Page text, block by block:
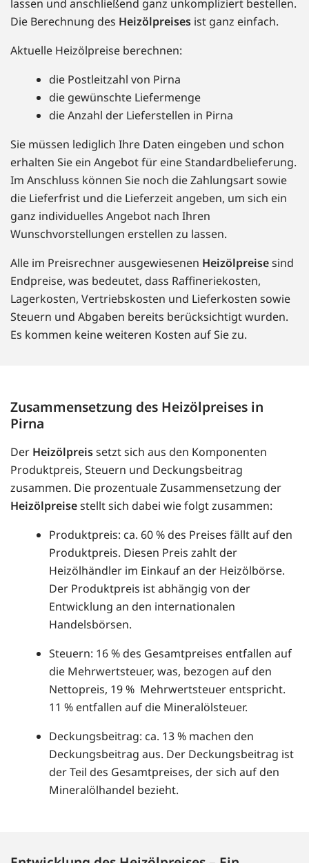
lassen und anschließend ganz unkompliziert bestellen.
Die Berechnung des Heizölpreises ist ganz einfach.
Aktuelle Heizölpreise berechnen:
die Postleitzahl von Pirna
die gewünschte Liefermenge
die Anzahl der Lieferstellen in Pirna
Sie müssen lediglich Ihre Daten eingeben und schon
erhalten Sie ein Angebot für eine Standardbelieferung.
Im Anschluss können Sie noch die Zahlungsart sowie
die Lieferfrist und die Lieferzeit angeben, um sich ein
ganz individuelles Angebot nach Ihren
Wunschvorstellungen erstellen zu lassen.
Alle im Preisrechner ausgewiesenen Heizölpreisesind
Endpreise, was bedeutet, dass Raffineriekosten,
Lagerkosten, Vertriebskosten und Lieferkosten sowie
Steuern und Abgaben bereits berücksichtigt wurden.
Es kommen keine weiteren Kosten auf Sie zu.
Zusammensetzung des Heizölpreises in
Pirna
Der Heizölpreissetzt sich aus den Komponenten
Produktpreis, Steuern und Deckungsbeitrag
zusammen. Die prozentuale Zusammensetzung der
Heizölpreisestellt sich dabei wie folgt zusammen:
Produktpreis: ca. 60 % des Preises fällt auf den
Produktpreis. Diesen Preis zahlt der
Heizölhändler im Einkauf an der Heizölbörse.
Der Produktpreis ist abhängig von der
Entwicklung an den internationalen
Handelsbörsen.
Steuern: 16 % des Gesamtpreises entfallen auf
die Mehrwertsteuer, was, bezogen auf den
Nettopreis, 19 % Mehrwertsteuer entspricht.
11 % entfallen auf die Mineralölsteuer.
Deckungsbeitrag: ca. 13 % machen den
Deckungsbeitrag aus. Der Deckungsbeitrag ist
der Teil des Gesamtpreises, der sich auf den
Mineralölhandel bezieht.